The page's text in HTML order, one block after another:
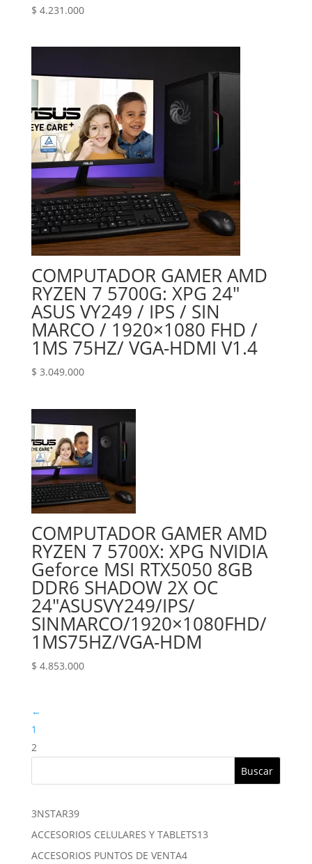
$ 4.231.000
COMPUTADOR GAMER AMD
RYZEN 7 5700G: XPG 24″
ASUS VY249 / IPS / SIN
MARCO / 1920×1080 FHD /
1MS 75HZ/ VGA-HDMI V1.4
$ 3.049.000
COMPUTADOR GAMER AMD
RYZEN 7 5700X: XPG NVIDIA
Geforce MSI RTX5050 8GB
DDR6 SHADOW 2X OC
24″‎ASUS‎VY249‎/‎IPS‎/‎
SIN‎MARCO‎/‎1920×1080‎FHD‎/‎
1MS‎75HZ/‎VGA-HDM
$ 4.853.000
←
1
2
Buscar
3NSTAR3939
productos
ACCESORIOS CELULARES Y TABLETS1313
ACCESORIOS PUNTOS DE VENTA44